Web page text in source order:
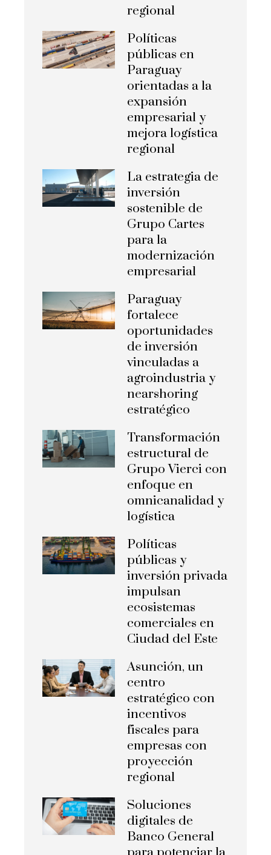
regional
Políticas
públicas en
Paraguay
orientadas a la
expansión
empresarial y
mejora logística
regional
La estrategia de
inversión
sostenible de
Grupo Cartes
para la
modernización
empresarial
Paraguay
fortalece
oportunidades
de inversión
vinculadas a
agroindustria y
nearshoring
estratégico
Transformación
estructural de
Grupo Vierci con
enfoque en
omnicanalidad y
logística
Políticas
públicas y
inversión privada
impulsan
ecosistemas
comerciales en
Ciudad del Este
Asunción, un
centro
estratégico con
incentivos
fiscales para
empresas con
proyección
regional
Soluciones
digitales de
Banco General